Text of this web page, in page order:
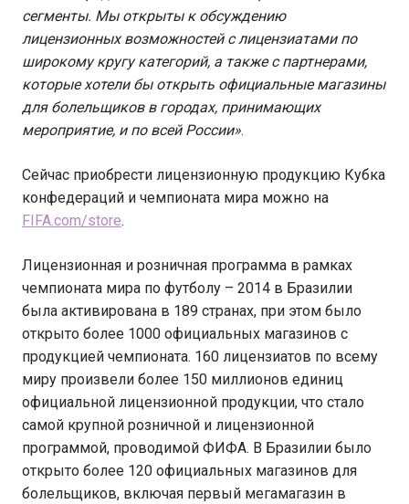
сегменты. Мы открыты к обсуждению
лицензионных возможностей с лицензиатами по
широкому кругу категорий, а также с партнерами,
которые хотели бы открыть официальные магазины
для болельщиков в городах, принимающих
мероприятие, и по всей России».
Сейчас приобрести лицензионную продукцию Кубка
конфедераций и чемпионата мира можно на
FIFA.com/store.
Лицензионная и розничная программа в рамках
чемпионата мира по футболу – 2014 в Бразилии
была активирована в 189 странах, при этом было
открыто более 1000 официальных магазинов с
продукцией чемпионата. 160 лицензиатов по всему
миру произвели более 150 миллионов единиц
официальной лицензионной продукции, что стало
самой крупной розничной и лицензионной
программой, проводимой ФИФА. В Бразилии было
открыто более 120 официальных магазинов для
болельщиков, включая первый мегамагазин в